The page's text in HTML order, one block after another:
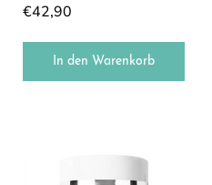
€42,90
In den Warenkorb